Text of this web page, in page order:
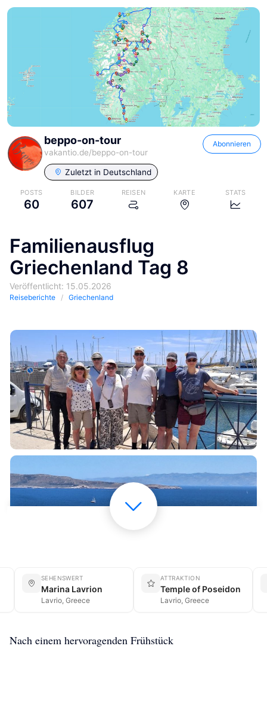
beppo-on-tour
vakantio.de/beppo-on-tour
Abonnieren
Zuletzt in Deutschland
POSTS
60
BILDER
607
REISEN KARTE STATS
Familienausflug
Griechenland Tag 8
Veröffentlicht: 15.05.2026
Reiseberichte Griechenland
SEHENSWERT
Marina Lavrion
Lavrio, Greece
ATTRAKTION
Temple of Poseidon
Lavrio, Greece
Nach einem hervoragenden Frühstück